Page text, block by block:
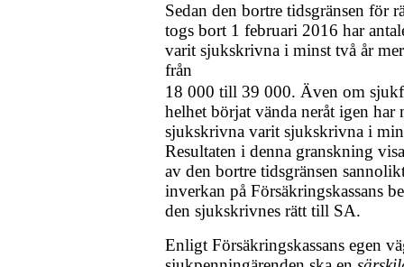
Sedan den bortre tidsgränsen för
togs bort 1 februari 2016 har
varit sjukskrivna i minst två år
från
18 000 till 39 000. Även om
helhet börjat vända neråt igen har
sjukskrivna varit sjukskrivna i
Resultaten i denna granskning
av den bortre tidsgränsen
inverkan på Försäkringskassans
den sjukskrivnes rätt till SA.
Enligt Försäkringskassans egen